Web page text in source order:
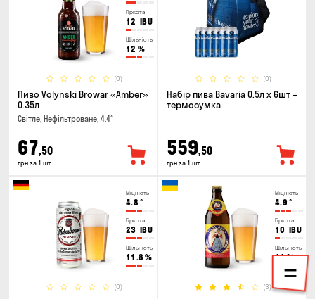
Гіркота
12 IBU
Щільність
12 %
(0)
Пиво Volynski Browar «Amber»
0.35л
Світле, Нефільтроване, 4.4°
67,50
грн за 1 шт
(0)
Набір пива Bavaria 0.5л х 6шт +
термосумка
559,50
грн за 1 шт
Міцність
4.8 °
Гіркота
23 IBU
Щільність
11.8 %
(0)
Міцність
4.9 °
Гіркота
10 IBU
Щільність
11%
(3)